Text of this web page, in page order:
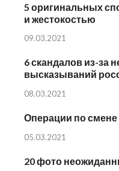
5 оригинальных
и жестокостью
09.03.2021
6 скандалов из-за
высказываний
08.03.2021
Операции по
05.03.2021
20 фото